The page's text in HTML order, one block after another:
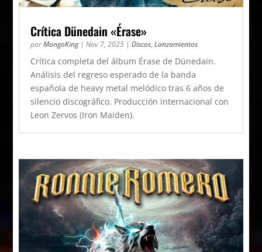
Crítica Dünedain «Érase»
porMongoKing|Nov 7, 2025 |Discos,Lanzamientos
Crítica completa del álbum Érase de Dünedain.
Análisis del regreso esperado de la banda
española de heavy metal melódico tras 6 años de
silencio discográfico. Producción internacional con
Leon Zervos (Iron Maiden).